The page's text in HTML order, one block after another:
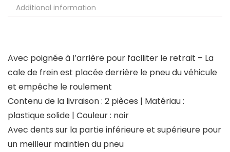
Additional information
Avec poignée à l’arrière pour faciliter le retrait – La
cale de frein est placée derrière le pneu du véhicule
et empêche le roulement
Contenu de la livraison : 2 pièces | Matériau :
plastique solide | Couleur : noir
Avec dents sur la partie inférieure et supérieure pour
un meilleur maintien du pneu